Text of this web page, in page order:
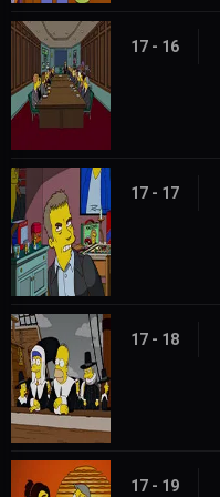
17 - 16
17 - 17
17 - 18
17 - 19